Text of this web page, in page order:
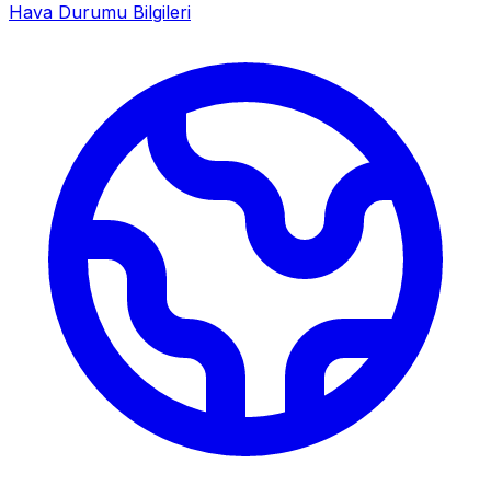
Hava Durumu Bilgileri